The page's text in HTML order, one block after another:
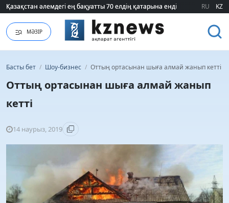
Қазақстан әлемдегі ең бақуатты 70 елдің қатарына енді
Қазақстан әлемдегі ең бақуатты 70 елдің қатарына енді RU KZ
МӘЗІР
Басты бет / Шоу-бизнес / Оттың ортасынан шыға алмай жанып кетті
Оттың ортасынан шыға алмай жанып
кетті
14 наурыз, 2019